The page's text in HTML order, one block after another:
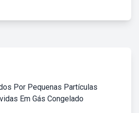
Por Pequenas Partículas
Em Gás Congelado